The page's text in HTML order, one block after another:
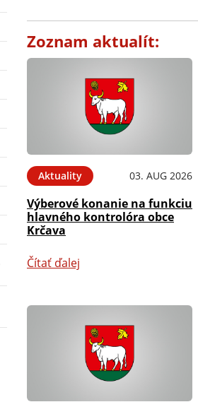
Zoznam aktualít:
Aktuality 03. AUG 2026
Výberové konanie na funkciu
hlavného kontrolóra obce
Krčava
Čítať ďalej